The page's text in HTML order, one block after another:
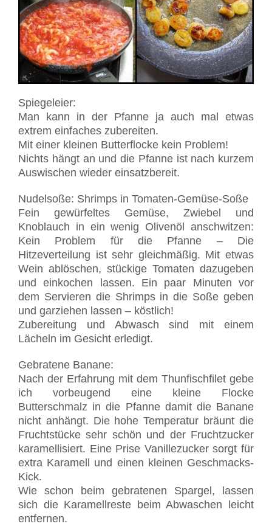
Spiegeleier:
Man kann in der Pfanne ja auch mal etwas
extrem einfaches zubereiten.
Mit einer kleinen Butterflocke kein Problem!
Nichts hängt an und die Pfanne ist nach kurzem
Auswischen wieder einsatzbereit.
Nudelsoße: Shrimps in Tomaten-Gemüse-Soße
Fein gewürfeltes Gemüse, Zwiebel und
Knoblauch in ein wenig Olivenöl anschwitzen:
Kein Problem für die Pfanne – Die
Hitzeverteilung ist sehr gleichmäßig. Mit etwas
Wein ablöschen, stückige Tomaten dazugeben
und einkochen lassen. Ein paar Minuten vor
dem Servieren die Shrimps in die Soße geben
und garziehen lassen – köstlich!
Zubereitung und Abwasch sind mit einem
Lächeln im Gesicht erledigt.
Gebratene Banane:
Nach der Erfahrung mit dem Thunfischfilet gebe
ich vorbeugend eine kleine Flocke
Butterschmalz in die Pfanne damit die Banane
nicht anhängt. Die hohe Temperatur bräunt die
Fruchtstücke sehr schön und der Fruchtzucker
karamellisiert. Eine Prise Vanillezucker sorgt für
extra Karamell und einen kleinen Geschmacks-
Kick.
Wie schon beim gebratenen Spargel, lassen
sich die Karamellreste beim Abwaschen leicht
entfernen.